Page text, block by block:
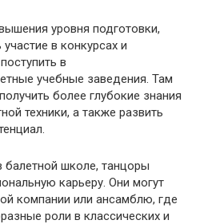
уровня подготовки,
в конкурсах и
в
учебные заведения. Там
более глубокие знания
техники, а также развить
школе, танцоры
карьеру. Они могут
компании или ансамблю, где
роли в классических и